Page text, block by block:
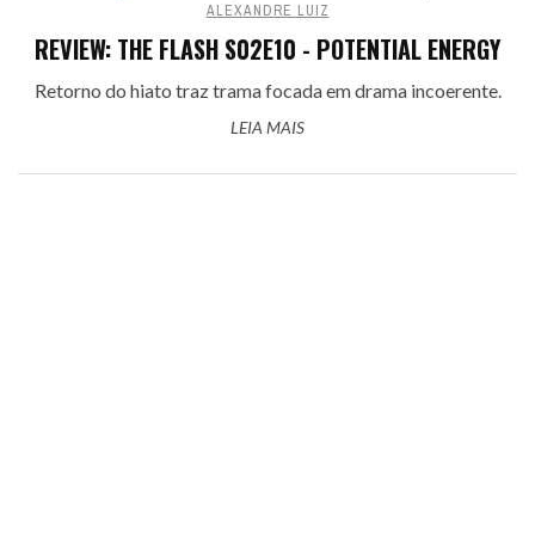
ALEXANDRE LUIZ
REVIEW: THE FLASH S02E10 - POTENTIAL ENERGY
Retorno do hiato traz trama focada em drama incoerente.
LEIA MAIS